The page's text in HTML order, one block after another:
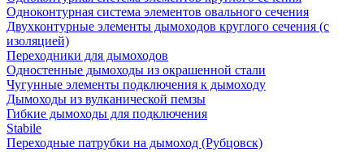
Одноконтурная система элементов овального сечения
Двухконтурные элементы дымоходов круглого сечения (с
изоляцией)
Переходники для дымоходов
Одностенные дымоходы из окрашенной стали
Чугунные элементы подключения к дымоходу
Дымоходы из вулканической пемзы
Гибкие дымоходы для подключения
Stabile
Переходные патрубки на дымоход (Рубцовск)